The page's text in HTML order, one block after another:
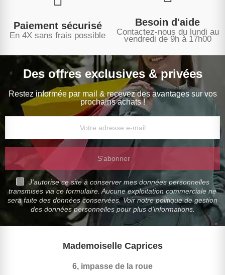
Paiement sécurisé
En 4X sans frais possible
Besoin d'aide
Contactez-nous du lundi au
vendredi de 9h à 17h00
Des offres exclusives & privées
Restez informée par mail & recevez des avantages sur vos
prochains achats !
S’abonner
J'autorise ce site à conserver mes données personnelles
transmises via ce formulaire. Aucune exploitation commerciale ne
sera faite des données conservées. Voir notre politique de gestion
des données personnelles pour plus d'informations.
Mademoiselle Caprices
6, impasse de la roue